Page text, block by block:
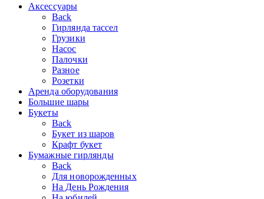
Аксессуары
Back
Гирлянда тассел
Грузики
Насос
Палочки
Разное
Розетки
Аренда оборудования
Большие шары
Букеты
Back
Букет из шаров
Крафт букет
Бумажные гирлянды
Back
Для новорожденных
На День Рождения